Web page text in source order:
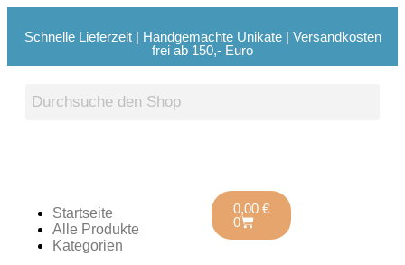
Schnelle Lieferzeit | Handgemachte Unikate | Versandkosten
frei ab 150,- Euro
Startseite
Alle Produkte
Kategorien
0,00 €
0